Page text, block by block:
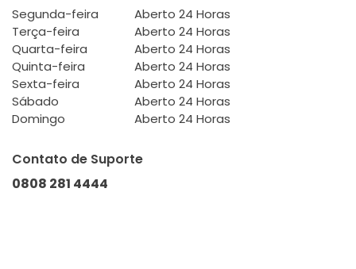
Segunda-feira
Aberto 24 Horas
Terça-feira
Aberto 24 Horas
Quarta-feira
Aberto 24 Horas
Quinta-feira
Aberto 24 Horas
Sexta-feira
Aberto 24 Horas
Sábado
Aberto 24 Horas
Domingo
Aberto 24 Horas
Contato de Suporte
0808 281 4444